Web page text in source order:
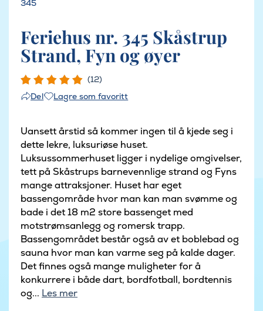
345
Feriehus nr. 345 Skåstrup
Strand, Fyn og øyer
(12)
Del
Lagre som favoritt
Uansett årstid så kommer ingen til å kjede seg i
dette lekre, luksuriøse huset.
Luksussommerhuset ligger i nydelige omgivelser,
tett på Skåstrups barnevennlige strand og Fyns
mange attraksjoner. Huset har eget
bassengområde hvor man kan man svømme og
bade i det 18 m2 store bassenget med
motstrømsanlegg og romersk trapp.
Bassengområdet består også av et boblebad og
sauna hvor man kan varme seg på kalde dager.
Det finnes også mange muligheter for å
konkurrere i både dart, bordfotball, bordtennis
og... Les mer